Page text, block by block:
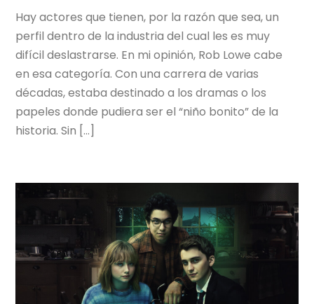
Hay actores que tienen, por la razón que sea, un
perfil dentro de la industria del cual les es muy
difícil deslastrarse. En mi opinión, Rob Lowe cabe
en esa categoría. Con una carrera de varias
décadas, estaba destinado a los dramas o los
papeles donde pudiera ser el “niño bonito” de la
historia. Sin […]